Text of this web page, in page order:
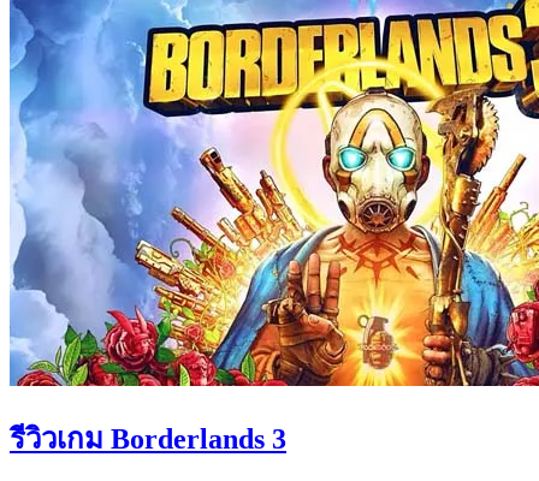
รีวิวเกม Borderlands 3